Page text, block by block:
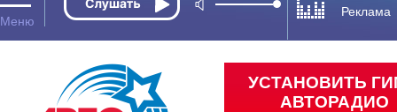
Реклама
УСТАНОВИТЬ
АВТОРАДИО